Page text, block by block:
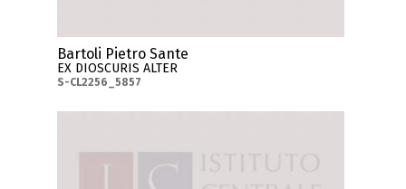
Bartoli Pietro Sante
EX DIOSCURIS ALTER
S-CL2256_5857